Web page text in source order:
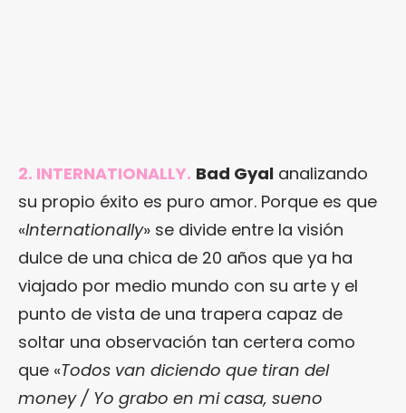
2. INTERNATIONALLY. Bad Gyal analizando
su propio éxito es puro amor. Porque es que
«Internationally» se divide entre la visión
dulce de una chica de 20 años que ya ha
viajado por medio mundo con su arte y el
punto de vista de una trapera capaz de
soltar una observación tan certera como
que «Todos van diciendo que tiran del
money / Yo grabo en mi casa, sueno